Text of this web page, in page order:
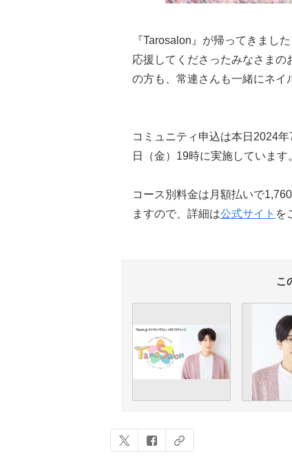
『Tarosalon』が帰ってきまし
応援してくださったみなさまの
の方も、常連さんも一緒にネイ
コミュニティ申込は本日2024
日（金）19時に実施しています
コース別料金は月額払いで
ますので、詳細は公式サイト を
こ